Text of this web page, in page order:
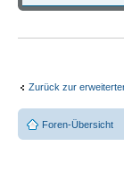
Zurück zur
Foren-Übersicht